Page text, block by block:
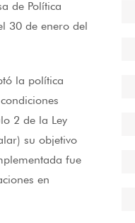
de Política
30 de enero del
la política
2 de la Ley
su objetivo
fue
en